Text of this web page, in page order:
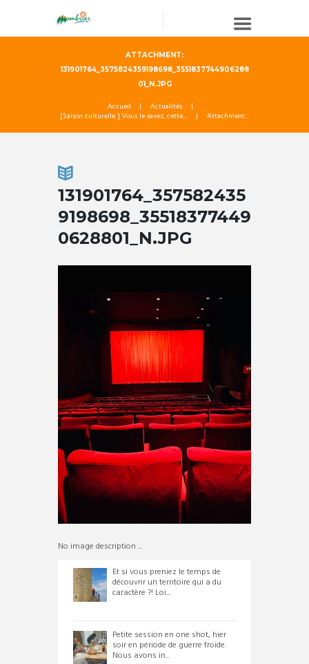
ATTACHMENT:
131901764_3575824359198698_3551837744906288
01_N.JPG
Accueil
Actualités
[Saison culturelle ] Vous le savez, cette...
Attachment...
131901764_357582435
9198698_35518377449
0628801_N.JPG
No image description ...
Et si vous preniez le temps de
découvrir un territoire qui a du
caractère ?! Loi...
Petite session en one shot, hier
soir en période de guerre froide.
Nous avons in...